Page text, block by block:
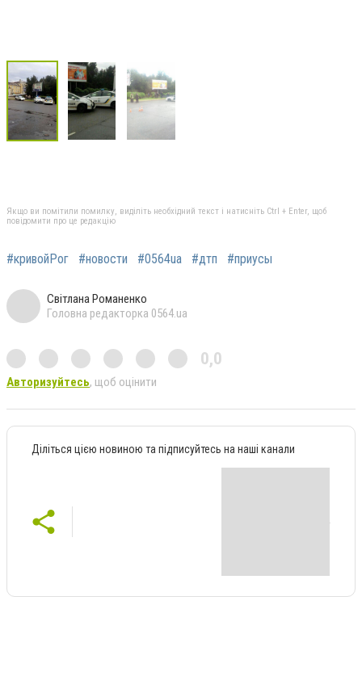
Якщо ви помітили помилку, виділіть необхідний текст і натисніть Ctrl + Enter, щоб
повідомити про це редакцію
#кривойРог #новости #0564ua #дтп #приусы
Світлана Романенко
Головна редакторка 0564.ua
0,0
Авторизуйтесь, щоб оцінити
Діліться цією новиною та підписуйтесь на наші канали